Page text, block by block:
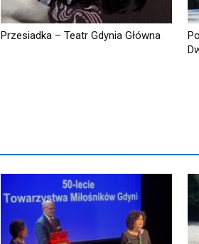
Przesiadka – Teatr Gdynia Główna